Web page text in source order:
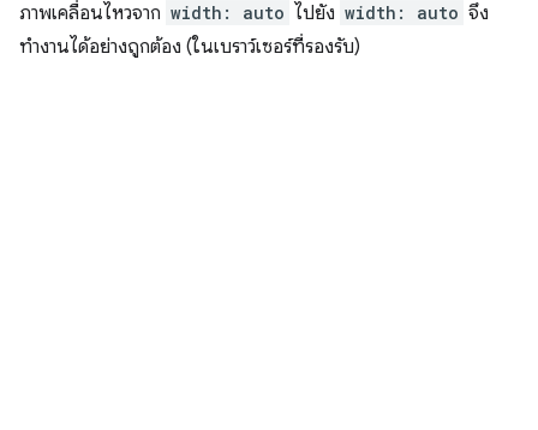
ภาพเคลื่อนไหวจาก width: auto ไปยัง width: auto จึง
ทำงานได้อย่างถูกต้อง (ในเบราว์เซอร์ที่รองรับ)